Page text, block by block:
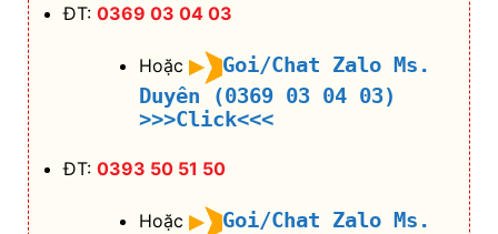
ĐT: 0369 03 04 03
Hoặc
Goi/Chat Zalo Ms.
Duyên (0369 03 04 03)
>>>Click<<<
ĐT: 0393 50 51 50
Hoặc
Goi/Chat Zalo Ms.